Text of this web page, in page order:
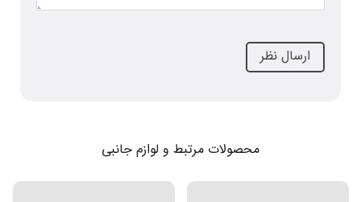
محصولات مرتبط و لوازم جانبی